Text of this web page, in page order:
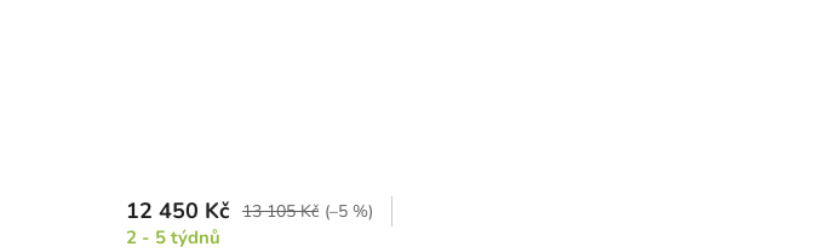
12 450 Kč 13 105 Kč (–5 %)
2 - 5 týdnů